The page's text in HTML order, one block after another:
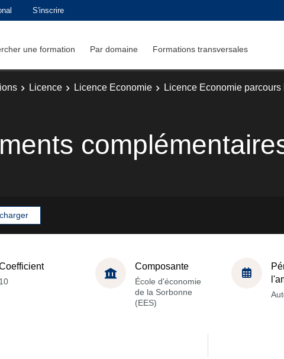
S'inscrire
une formation Par domaine Formations transversales
Licence Licence Economie
Licence Economie parcours
10
Composante
École d'économie
de la Sorbonne
(EES)